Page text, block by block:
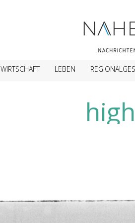
WIRTSCHAFT LEBEN